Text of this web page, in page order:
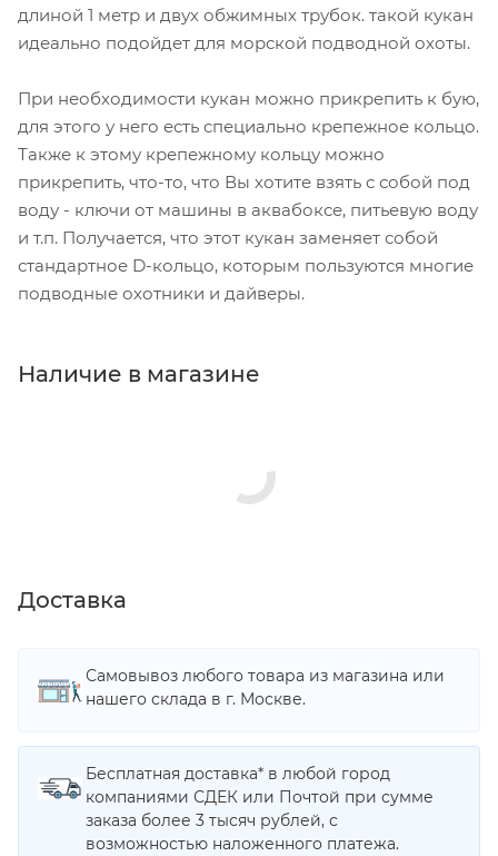
длиной 1 метр и двух обжимных трубок. такой кукан
идеально подойдет для морской подводной охоты.
При необходимости кукан можно прикрепить к бую,
для этого у него есть специально крепежное кольцо.
Также к этому крепежному кольцу можно
прикрепить, что-то, что Вы хотите взять с собой под
воду - ключи от машины в аквабоксе, питьевую воду
и т.п. Получается, что этот кукан заменяет собой
стандартное D-кольцо, которым пользуются многие
подводные охотники и дайверы.
Наличие в магазине
Доставка
Самовывоз любого товара из магазина или
нашего склада в г. Москве.
Бесплатная доставка* в любой город
компаниями СДЕК или Почтой при сумме
заказа более 3 тысяч рублей, с
возможностью наложенного платежа.